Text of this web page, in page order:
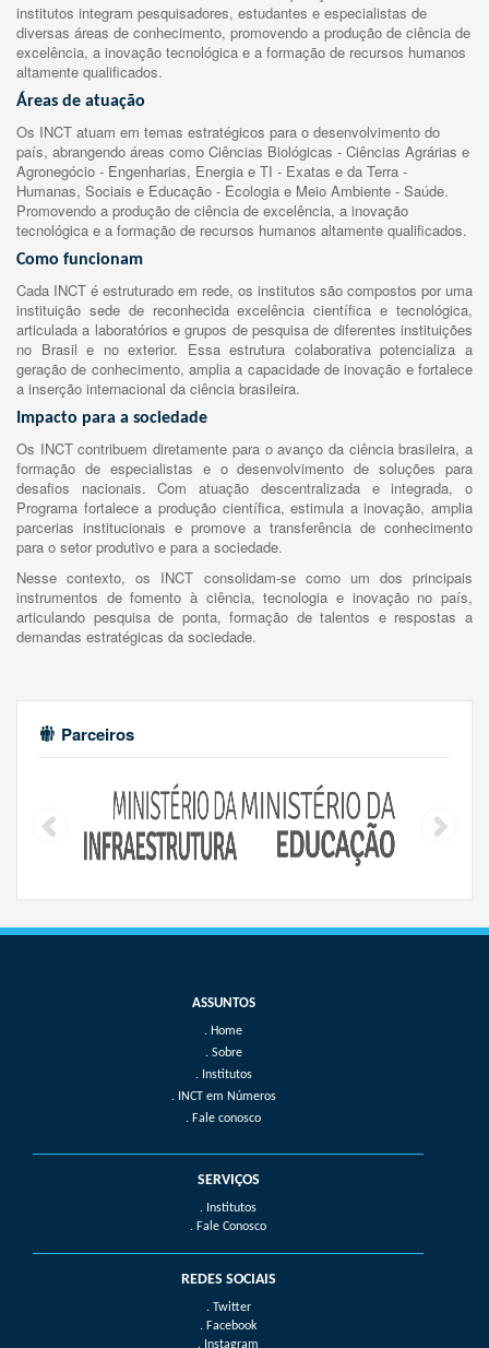
institutos integram pesquisadores, estudantes e especialistas de
diversas áreas de conhecimento, promovendo a produção de ciência de
excelência, a inovação tecnológica e a formação de recursos humanos
altamente qualificados.
Áreas de atuação
Os INCT atuam em temas estratégicos para o desenvolvimento do
país, abrangendo áreas como Ciências Biológicas - Ciências Agrárias e
Agronegócio - Engenharias, Energia e TI - Exatas e da Terra -
Humanas, Sociais e Educação - Ecologia e Meio Ambiente - Saúde.
Promovendo a produção de ciência de excelência, a inovação
tecnológica e a formação de recursos humanos altamente qualificados.
Como funcionam
Cada INCT é estruturado em rede, os institutos são compostos por uma
instituição sede de reconhecida excelência científica e tecnológica,
articulada a laboratórios e grupos de pesquisa de diferentes instituições
no Brasil e no exterior. Essa estrutura colaborativa potencializa a
geração de conhecimento, amplia a capacidade de inovação e fortalece
a inserção internacional da ciência brasileira.
Impacto para a sociedade
Os INCT contribuem diretamente para o avanço da ciência brasileira, a
formação de especialistas e o desenvolvimento de soluções para
desafios nacionais. Com atuação descentralizada e integrada, o
Programa fortalece a produção científica, estimula a inovação, amplia
parcerias institucionais e promove a transferência de conhecimento
para o setor produtivo e para a sociedade.
Nesse contexto, os INCT consolidam-se como um dos principais
instrumentos de fomento à ciência, tecnologia e inovação no país,
articulando pesquisa de ponta, formação de talentos e respostas a
demandas estratégicas da sociedade.
Parceiros
Home
Sobre
Institutos
INCT em Números
Fale conosco
SERVIÇOS
. Institutos
. Fale Conosco
REDES SOCIAIS
. Twitter
. Facebook
. Instagram